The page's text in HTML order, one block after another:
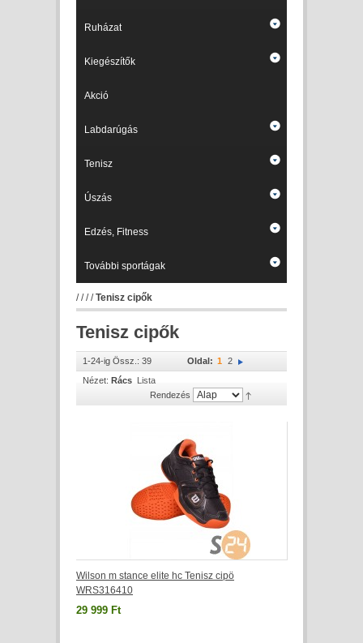
Ruházat
Kiegészítők
Akció
Labdarúgás
Tenisz
Úszás
Edzés, Fitness
További sportágak
////Tenisz cipők
Tenisz cipők
1-24-ig Össz.: 39 Oldal: 1 2
Nézet: Rács Lista
Rendezés
Wilson m stance elite hc Tenisz cipö
WRS316410
29 999 Ft